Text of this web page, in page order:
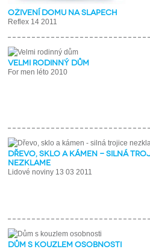
Oživení domu na Slapech
Reflex 14 2011
Velmi rodinný dům
For men léto 2010
Dřevo, sklo a kámen - silná
nezklame
Lidové noviny 13 03 2011
Dům s kouzlem osobnosti